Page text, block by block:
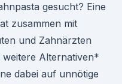
gesucht? Eine
zusammen mit
und Zahnärzten
Alternativen*
dabei auf unnötige